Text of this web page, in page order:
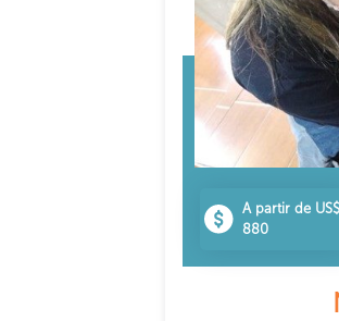
A partir de US$
880